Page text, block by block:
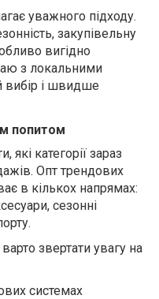
уважного підходу.
закупівельну
вигідно
з локальними
вибір і швидше
попитом
які категорії зараз
Опт трендових
в кількох напрямах:
сезонні
звертати увагу на
системах